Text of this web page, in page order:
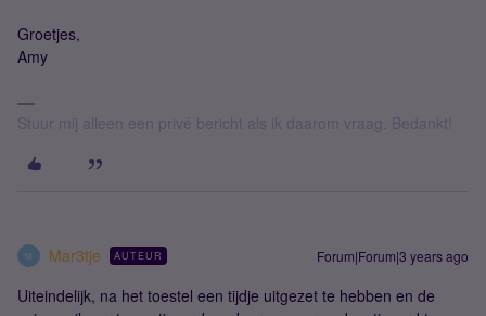
Groetjes,
Amy
Stuur mij alleen een privé bericht als ik daarom vraag. Bedankt!
M Mar3tje AUTEUR Forum|Forum|3 years ago
Uiteindelijk, na het toestel een tijdje uitgezet te hebben en de